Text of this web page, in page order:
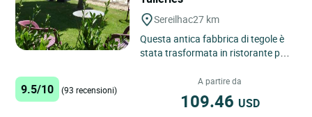
Sereilhac27 km
Questa antica fabbrica di tegole è
stata trasformata in ristorante poi
Potrete apprezzare...
9.5/10 (93 recensioni)
A partire da
109.46 USD